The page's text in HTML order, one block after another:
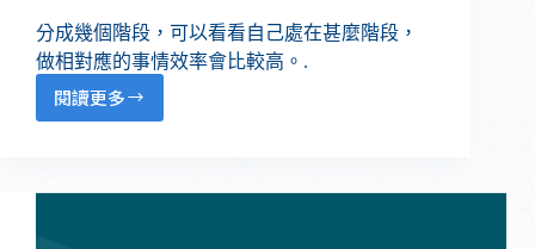
分成幾個階段，可以看看自己處在甚麼階段，
做相對應的事情效率會比較高。.
閱讀更多